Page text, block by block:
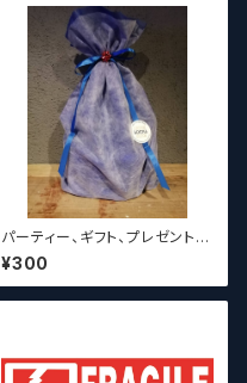
パーティー、ギフト、プレゼント、
お中元、お歳暮、結婚祝い等の
贈り物やお祝いに！
¥300